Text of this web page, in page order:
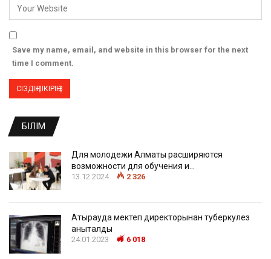
Save my name, email, and website in this browser for the next
time I comment.
БІЛІМ
Для молодежи Алматы расширяются
возможности для обучения и…
13.12.2024 2 326
Атырауда мектеп директорынан туберкулез
анықталды
24.01.2023 6 018